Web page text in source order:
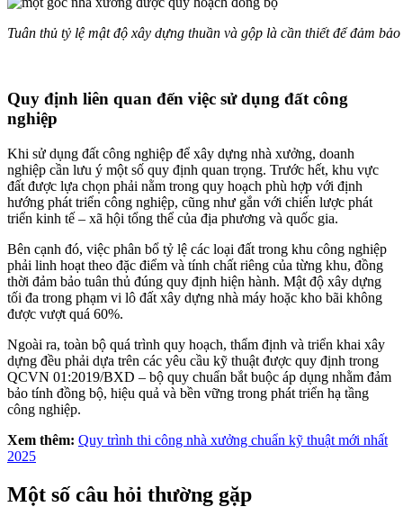
Tuân thủ tỷ lệ mật độ xây dựng thuần và gộp là cần thiết để đảm
Quy định liên quan đến việc sử dụng đất công
nghiệp
Khi sử dụng đất công nghiệp để xây dựng nhà xưởng, doanh
nghiệp cần lưu ý một số quy định quan trọng. Trước hết, khu vực
đất được lựa chọn phải nằm trong quy hoạch phù hợp với định
hướng phát triển công nghiệp, cũng như gắn với chiến lược phát
triển kinh tế – xã hội tổng thể của địa phương và quốc gia.
Bên cạnh đó, việc phân bổ tỷ lệ các loại đất trong khu công nghiệp
phải linh hoạt theo đặc điểm và tính chất riêng của từng khu, đồng
thời đảm bảo tuân thủ đúng quy định hiện hành. Mật độ xây dựng
tối đa trong phạm vi lô đất xây dựng nhà máy hoặc kho bãi không
được vượt quá 60%.
Ngoài ra, toàn bộ quá trình quy hoạch, thẩm định và triển khai xây
dựng đều phải dựa trên các yêu cầu kỹ thuật được quy định trong
QCVN 01:2019/BXD – bộ quy chuẩn bắt buộc áp dụng nhằm đảm
bảo tính đồng bộ, hiệu quả và bền vững trong phát triển hạ tầng
công nghiệp.
Xem thêm: Quy trình thi công nhà xưởng chuẩn kỹ thuật mới nhất
2025
Một số câu hỏi thường gặp